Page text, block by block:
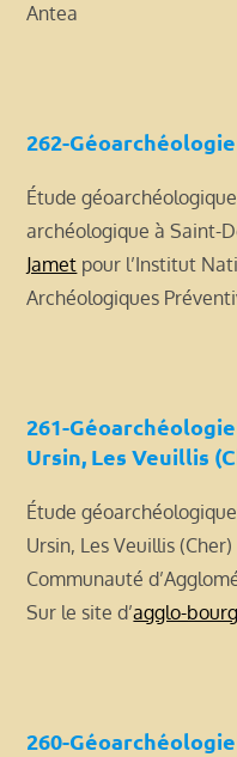
Antea
262-
Étude
archéologique à Saint-
Jamet pour l’Institut
Archéologiques
261-
Ursin, Les Veuillis
Étude
Ursin, Les Veuillis
Communauté
Sur le site d’agglo-
260-